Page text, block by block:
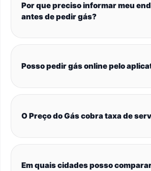
Por que preciso informar meu
antes de pedir gás?
Posso pedir gás online pelo
O Preço do Gás cobra taxa de
Em quais cidades posso